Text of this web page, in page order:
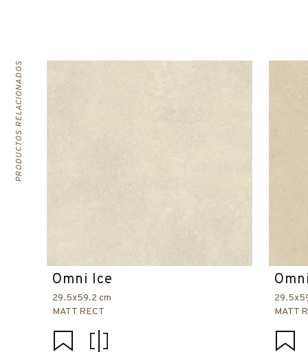
PRODUCTOS RELACIONADOS
Omni Ice
29.5x59.2 cm
MATT RECT
MATT